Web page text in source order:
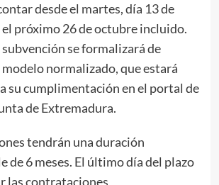
desde el martes, día 13 de
próximo 26 de octubre incluido.
se formalizará de
normalizado, que estará
su cumplimentación en el portal de
de Extremadura.
tendrán una duración
de 6 meses. El último día del plazo
las contrataciones